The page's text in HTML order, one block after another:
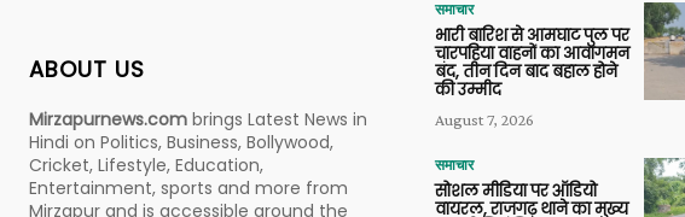
ABOUT US
Mirzapurnews.com brings Latest News in
Hindi on Politics, Business, Bollywood,
Cricket, Lifestyle, Education,
Entertainment, sports and more from
Mirzapur and is accessible around the
समाचार
भारी बारिश से आमघाट पुल पर
चारपहिया वाहनों का आवागमन
बंद, तीन दिन बाद बहाल होने
की उम्मीद
August 7, 2026
समाचार
सोशल मीडिया पर ऑडियो
वायरल, राजगढ़ थाने का मुख्य